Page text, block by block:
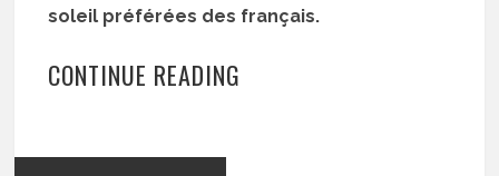
soleil préférées des français.
CONTINUE READING